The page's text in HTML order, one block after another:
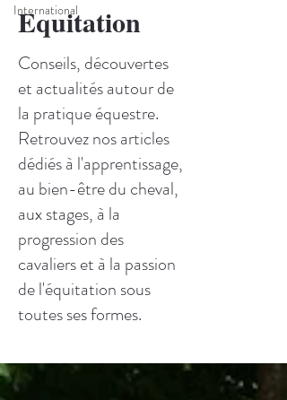
International
Equitation
Conseils, découvertes
et actualités autour de
la pratique équestre.
Retrouvez nos articles
dédiés à l'apprentissage,
au bien-être du cheval,
aux stages, à la
progression des
cavaliers et à la passion
de l'équitation sous
toutes ses formes.